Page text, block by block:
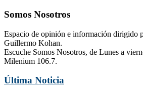
Somos Nosotros
Espacio de opinión e información dirigido
Guillermo Kohan.
Escuche Somos Nosotros, de Lunes a
Milenium 106.7.
Última Noticia